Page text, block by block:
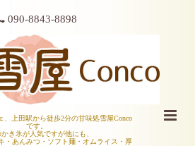
090-8843-8898
、上田駅から徒歩2分の甘味処雪屋Conco
です。
き氷が人気ですが他にも、
・あんみつ・ソフト麺・オムライス・厚